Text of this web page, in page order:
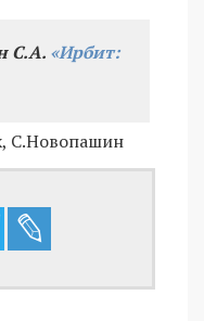
С.А. «Ирбит:
С.Новопашин